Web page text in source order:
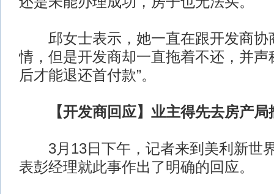
邱女士表示，她一直在跟开发商协
情，但是开发商却一直拖着不还，并声
后才能退还首付款”。
【开发商回应】业主得先去房产局
3月13日下午，记者来到美利新世
表彭经理就此事作出了明确的回应。